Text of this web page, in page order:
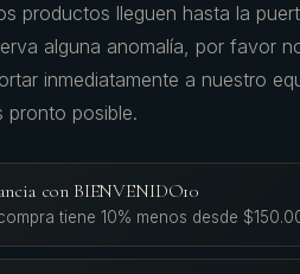
productos lleguen hasta la
alguna anomalía, por favor
inmediatamente a nuestro
pronto posible.
con BIENVENIDO10
tiene 10% menos desde